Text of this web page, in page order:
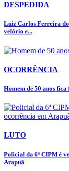
DESPEDIDA
Luiz Carlos Ferreira
velório e...
OCORRÊNCIA
Homem de 50 anos
LUTO
Policial da 6ª CIPM é
Arapuã